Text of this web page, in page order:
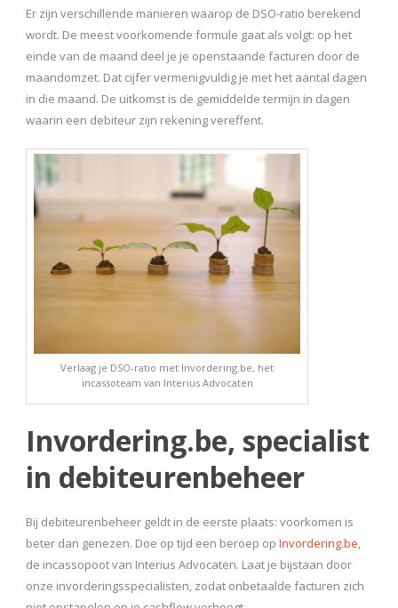
Er zijn verschillende manieren waarop de DSO-ratio berekend
wordt. De meest voorkomende formule gaat als volgt: op het
einde van de maand deel je je openstaande facturen door de
maandomzet. Dat cijfer vermenigvuldig je met het aantal dagen
in die maand. De uitkomst is de gemiddelde termijn in dagen
waarin een debiteur zijn rekening vereffent.
Verlaag je DSO-ratio met Invordering.be, het
incassoteam van Interius Advocaten
Invordering.be, specialist
in debiteurenbeheer
Bij debiteurenbeheer geldt in de eerste plaats: voorkomen is
beter dan genezen. Doe op tijd een beroep op Invordering.be
de incassopoot van Interius Advocaten. Laat je bijstaan door
onze invorderingsspecialisten, zodat onbetaalde facturen zich